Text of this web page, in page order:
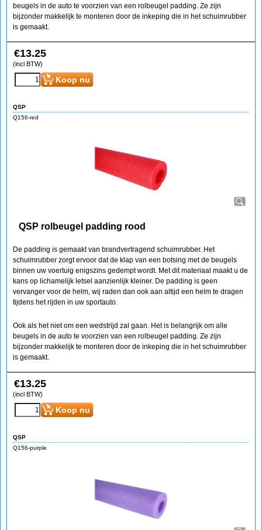
beugels in de auto te voorzien van een rolbeugel padding. Ze zijn
bijzonder makkelijk te monteren door de inkeping die in het schuimrubber
is gemaakt.
€13.25
(incl BTW)
Koop nu
QSP
Q156-red
QSP rolbeugel padding rood
De padding is gemaakt van brandvertragend schuimrubber. Het
schuimrubber zorgt ervoor dat de klap van een botsing met de beugels
binnen uw voertuig enigszins gedempt wordt. Met dit materiaal maakt u de
kans op lichamelijk letsel aanzienlijk kleiner. De padding is geen
vervanger voor de helm, wij raden dan ook aan altijd een helm te dragen
tijdens het rijden in uw sportauto.
Ook als het niet om een wedstrijd zal gaan. Het is belangrijk om alle
beugels in de auto te voorzien van een rolbeugel padding. Ze zijn
bijzonder makkelijk te monteren door de inkeping die in het schuimrubber
is gemaakt.
€13.25
(incl BTW)
Koop nu
QSP
Q156-purple